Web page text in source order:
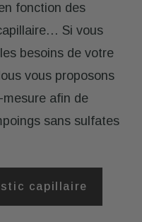
fonction des
Si vous
besoins de votre
vous proposons
afin de
sans sulfates
capillaire